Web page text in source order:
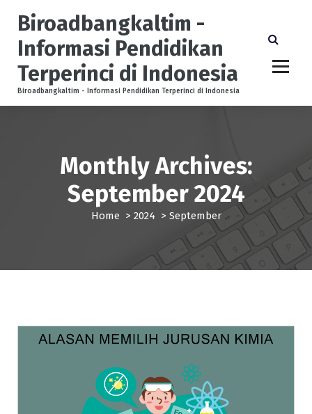
Biroadbangkaltim -
Informasi Pendidikan
Terperinci di Indonesia
Biroadbangkaltim - Informasi Pendidikan Terperinci di Indonesia
Monthly Archives:
September 2024
Home > 2024 > September